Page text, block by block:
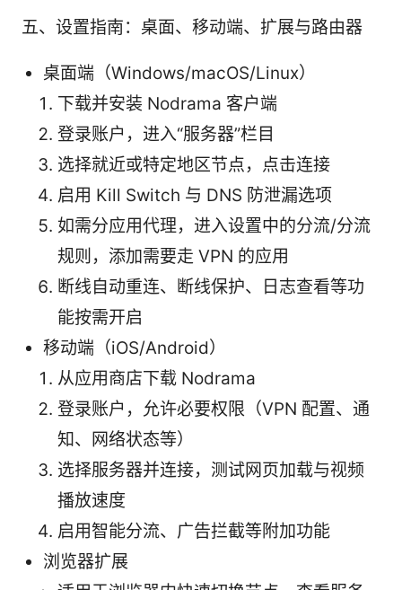
五、设置指南：桌面、移动端、扩展与路由器
桌面端（Windows/macOS/Linux）
下载并安装 Nodrama 客户端
登录账户，进入“服务器”栏目
选择就近或特定地区节点，点击连接
启用 Kill Switch 与 DNS 防泄漏选项
如需分应用代理，进入设置中的分流/分流
规则，添加需要走 VPN 的应用
断线自动重连、断线保护、日志查看等功
能按需开启
移动端（iOS/Android）
从应用商店下载 Nodrama
登录账户，允许必要权限（VPN 配置、通
知、网络状态等）
选择服务器并连接，测试网页加载与视频
播放速度
启用智能分流、广告拦截等附加功能
浏览器扩展